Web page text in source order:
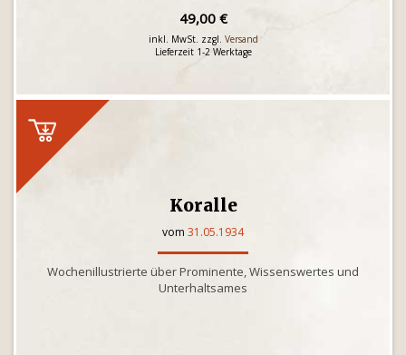
49,00 €
inkl. MwSt. zzgl. Versand
Lieferzeit 1-2 Werktage
Koralle
vom 31.05.1934
Wochenillustrierte über Prominente, Wissenswertes und
Unterhaltsames